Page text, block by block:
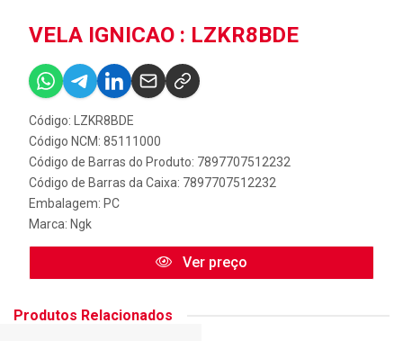
VELA IGNICAO : LZKR8BDE
Código: LZKR8BDE
Código NCM: 85111000
Código de Barras do Produto: 7897707512232
Código de Barras da Caixa: 7897707512232
Embalagem: PC
Marca: Ngk
Ver preço
Produtos Relacionados